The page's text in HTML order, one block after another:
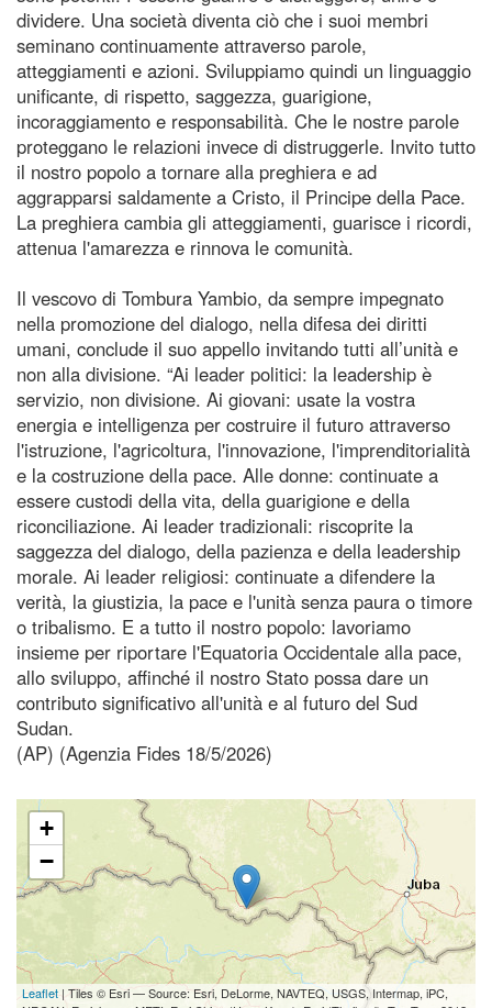
dividere. Una società diventa ciò che i suoi membri
seminano continuamente attraverso parole,
atteggiamenti e azioni. Sviluppiamo quindi un linguaggio
unificante, di rispetto, saggezza, guarigione,
incoraggiamento e responsabilità. Che le nostre parole
proteggano le relazioni invece di distruggerle. Invito tutto
il nostro popolo a tornare alla preghiera e ad
aggrapparsi saldamente a Cristo, il Principe della Pace.
La preghiera cambia gli atteggiamenti, guarisce i ricordi,
attenua l'amarezza e rinnova le comunità.
Il vescovo di Tombura Yambio, da sempre impegnato
nella promozione del dialogo, nella difesa dei diritti
umani, conclude il suo appello invitando tutti all’unità e
non alla divisione. “Ai leader politici: la leadership è
servizio, non divisione. Ai giovani: usate la vostra
energia e intelligenza per costruire il futuro attraverso
l'istruzione, l'agricoltura, l'innovazione, l'imprenditorialità
e la costruzione della pace. Alle donne: continuate a
essere custodi della vita, della guarigione e della
riconciliazione. Ai leader tradizionali: riscoprite la
saggezza del dialogo, della pazienza e della leadership
morale. Ai leader religiosi: continuate a difendere la
verità, la giustizia, la pace e l'unità senza paura o timore
o tribalismo. E a tutto il nostro popolo: lavoriamo
insieme per riportare l'Equatoria Occidentale alla pace,
allo sviluppo, affinché il nostro Stato possa dare un
contributo significativo all'unità e al futuro del Sud
Sudan.
(AP) (Agenzia Fides 18/5/2026)
+
−
Leaflet | Tiles © Esri — Source: Esri, DeLorme, NAVTEQ, USGS, Intermap, iPC,